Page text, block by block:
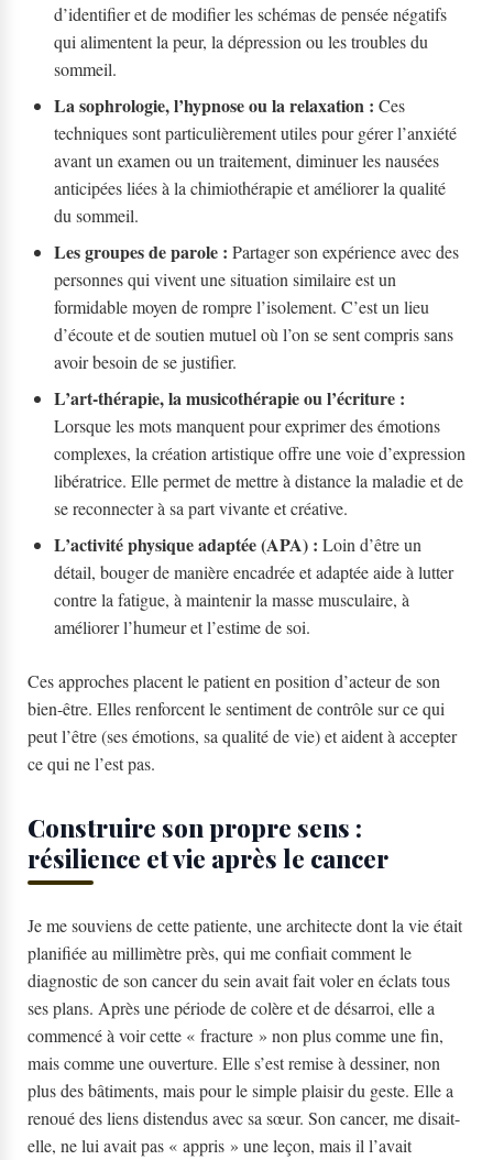
d’identifier et de modifier les schémas de pensée négatifs
qui alimentent la peur, la dépression ou les troubles du
sommeil.
La sophrologie, l’hypnose ou la relaxation : Ces
techniques sont particulièrement utiles pour gérer l’anxiété
avant un examen ou un traitement, diminuer les nausées
anticipées liées à la chimiothérapie et améliorer la qualité
du sommeil.
Les groupes de parole : Partager son expérience avec des
personnes qui vivent une situation similaire est un
formidable moyen de rompre l’isolement. C’est un lieu
d’écoute et de soutien mutuel où l’on se sent compris sans
avoir besoin de se justifier.
L’art-thérapie, la musicothérapie ou l’écriture :
Lorsque les mots manquent pour exprimer des émotions
complexes, la création artistique offre une voie d’expression
libératrice. Elle permet de mettre à distance la maladie et de
se reconnecter à sa part vivante et créative.
L’activité physique adaptée (APA) : Loin d’être un
détail, bouger de manière encadrée et adaptée aide à lutter
contre la fatigue, à maintenir la masse musculaire, à
améliorer l’humeur et l’estime de soi.
Ces approches placent le patient en position d’acteur de son
bien-être. Elles renforcent le sentiment de contrôle sur ce qui
peut l’être (ses émotions, sa qualité de vie) et aident à accepter
ce qui ne l’est pas.
Construire son propre sens :
résilience et vie après le cancer
Je me souviens de cette patiente, une architecte dont la vie était
planifiée au millimètre près, qui me confiait comment le
diagnostic de son cancer du sein avait fait voler en éclats tous
ses plans. Après une période de colère et de désarroi, elle a
commencé à voir cette « fracture » non plus comme une fin,
mais comme une ouverture. Elle s’est remise à dessiner, non
plus des bâtiments, mais pour le simple plaisir du geste. Elle a
renoué des liens distendus avec sa sœur. Son cancer, me disait-
elle, ne lui avait pas « appris » une leçon, mais il l’avait